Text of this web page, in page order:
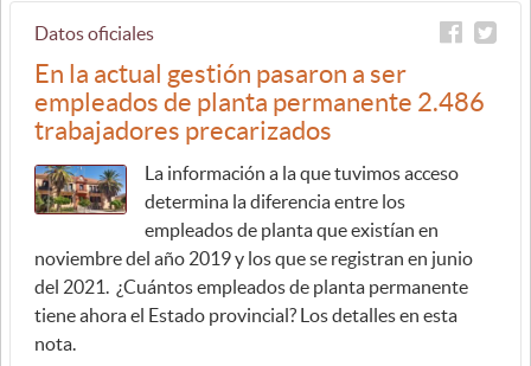
Datos oficiales
En la actual gestión pasaron a ser
empleados de planta permanente 2.486
trabajadores precarizados
La información a la que tuvimos acceso
determina la diferencia entre los
empleados de planta que existían en
noviembre del año 2019 y los que se registran en junio
del 2021. ¿Cuántos empleados de planta permanente
tiene ahora el Estado provincial? Los detalles en esta
nota.